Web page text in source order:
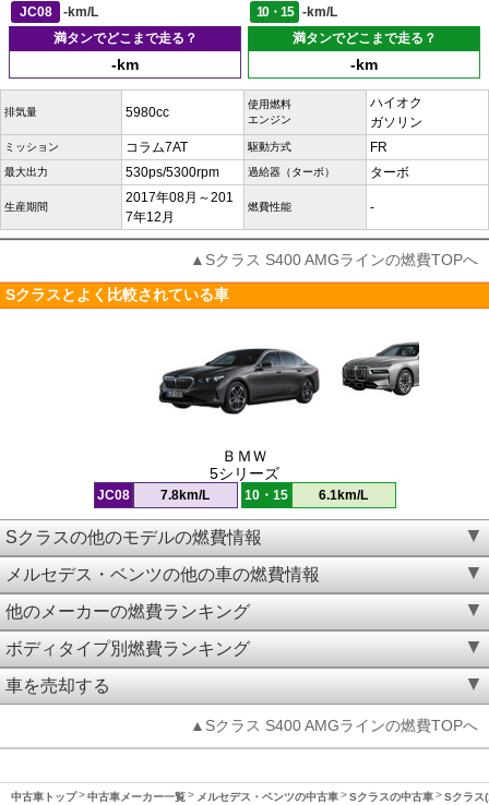
JC08
-km/L 10・15
-km/L
満タンでどこまで走る？
-km
満タンでどこまで走る？
-km
排気量 5980cc
使用燃料
エンジン
ハイオク
ガソリン
ミッション コラム7AT 駆動方式 FR
最大出力 530ps/5300rpm 過給器（ターボ） ターボ
生産期間
2017年08月～201
7年12月
燃費性能 -
▲Sクラス S400 AMGラインの燃費TOPへ
Sクラスとよく比較されている車
ＢＭＷ
5シリーズ
JC08 7.8km/L 10・15 6.1km/L
Sクラスの他のモデルの燃費情報
メルセデス・ベンツの他の車の燃費情報
他のメーカーの燃費ランキング
ボディタイプ別燃費ランキング
車を売却する
▲Sクラス S400 AMGラインの燃費TOPへ
中古車トップ 中古車メーカー一覧 メルセデス・ベンツの中古車 Sクラスの中古車 Sクラス